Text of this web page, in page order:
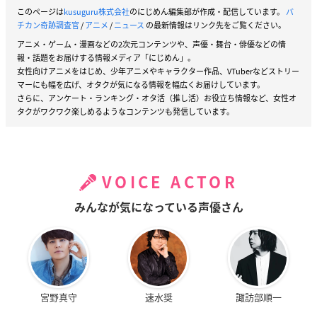
このページはkusuguru株式会社のにじめん編集部が作成・配信しています。 バ
チカン奇跡調査官/アニメ/ニュース の最新情報はリンク先をご覧ください。
アニメ・ゲーム・漫画などの2次元コンテンツや、声優・舞台・俳優などの情
報・話題をお届けする情報メディア「にじめん」。
女性向けアニメをはじめ、少年アニメやキャラクター作品、VTuberなどストリー
マーにも幅を広げ、オタクが気になる情報を幅広くお届けしています。
さらに、アンケート・ランキング・オタ活（推し活）お役立ち情報など、女性オ
タクがワクワク楽しめるようなコンテンツも発信しています。
VOICE ACTOR
みんなが気になっている声優さん
宮野真守 速水奨 諏訪部順一